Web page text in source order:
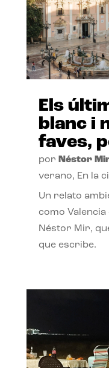
Els
blanc i
faves,
por Néstor
verano, En la
Un relato
como
Néstor Mir,
que escribe.